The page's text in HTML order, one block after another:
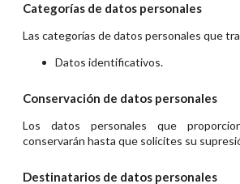
Categorías de datos personales
Las categorías de datos personales que
Datos identificativos.
Conservación de datos personales
Los datos personales que
conservarán hasta que solicites su
Destinatarios de datos personales